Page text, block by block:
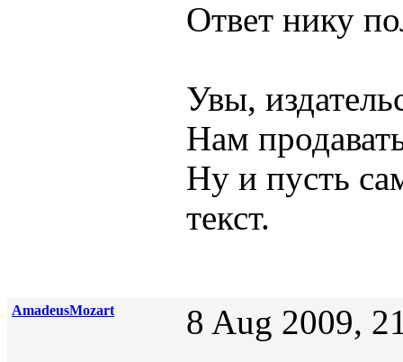
Ответ нику
Увы,
Нам
Ну и пусть
текст.
AmadeusMozart 8 Aug 2009,